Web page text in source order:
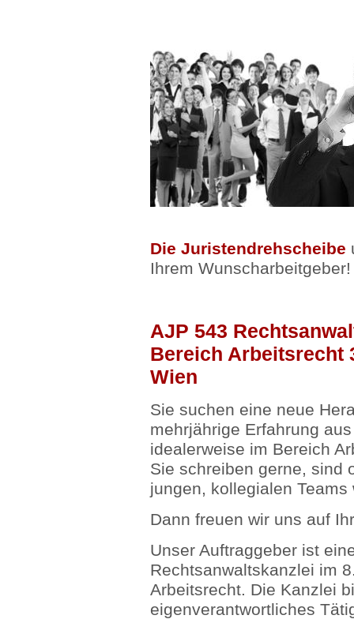
Die Juristendrehscheibe
Ihrem Wunscharbeitgeber!
AJP 543
Bereich Arbeitsrecht
Wien
Sie suchen eine neue
mehrjährige Erfahrung
idealerweise im Bereich
Sie schreiben gerne, sind
jungen, kollegialen Teams
Dann freuen wir uns auf
Unser Auftraggeber ist
Rechtsanwaltskanzlei im
Arbeitsrecht. Die Kanzlei
eigenverantwortliches